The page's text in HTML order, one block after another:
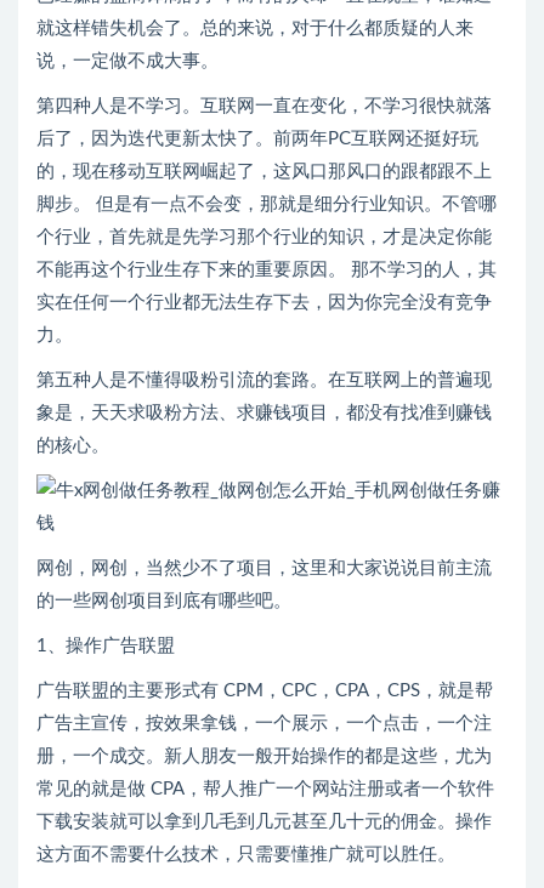
就这样错失机会了。总的来说，对于什么都质疑的人来
说，一定做不成大事。
第四种人是不学习。互联网一直在变化，不学习很快就落
后了，因为迭代更新太快了。前两年PC互联网还挺好玩
的，现在移动互联网崛起了，这风口那风口的跟都跟不上
脚步。 但是有一点不会变，那就是细分行业知识。不管哪
个行业，首先就是先学习那个行业的知识，才是决定你能
不能再这个行业生存下来的重要原因。 那不学习的人，其
实在任何一个行业都无法生存下去，因为你完全没有竞争
力。
第五种人是不懂得吸粉引流的套路。在互联网上的普遍现
象是，天天求吸粉方法、求赚钱项目，都没有找准到赚钱
的核心。
网创，网创，当然少不了项目，这里和大家说说目前主流
的一些网创项目到底有哪些吧。
1、操作广告联盟
广告联盟的主要形式有 CPM，CPC，CPA，CPS，就是帮
广告主宣传，按效果拿钱，一个展示，一个点击，一个注
册，一个成交。新人朋友一般开始操作的都是这些，尤为
常见的就是做 CPA，帮人推广一个网站注册或者一个软件
下载安装就可以拿到几毛到几元甚至几十元的佣金。操作
这方面不需要什么技术，只需要懂推广就可以胜任。